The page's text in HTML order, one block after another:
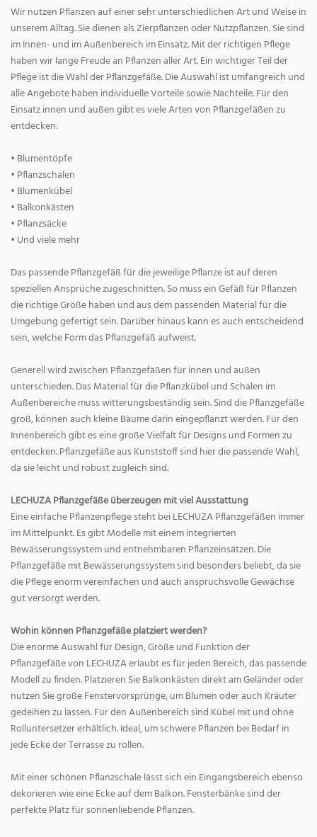
Wir nutzen Pflanzen auf einer sehr unterschiedlichen Art und Weise in
unserem Alltag. Sie dienen als Zierpflanzen oder Nutzpflanzen. Sie sind
im Innen- und im Außenbereich im Einsatz. Mit der richtigen Pflege
haben wir lange Freude an Pflanzen aller Art. Ein wichtiger Teil der
Pflege ist die Wahl der Pflanzgefäße. Die Auswahl ist umfangreich und
alle Angebote haben individuelle Vorteile sowie Nachteile. Für den
Einsatz innen und außen gibt es viele Arten von Pflanzgefäßen zu
entdecken:
• Blumentöpfe
• Pflanzschalen
• Blumenkübel
• Balkonkästen
• Pflanzsäcke
• Und viele mehr
Das passende Pflanzgefäß für die jeweilige Pflanze ist auf deren
speziellen Ansprüche zugeschnitten. So muss ein Gefäß für Pflanzen
die richtige Größe haben und aus dem passenden Material für die
Umgebung gefertigt sein. Darüber hinaus kann es auch entscheidend
sein, welche Form das Pflanzgefäß aufweist.
Generell wird zwischen Pflanzgefäßen für innen und außen
unterschieden. Das Material für die Pflanzkübel und Schalen im
Außenbereiche muss witterungsbeständig sein. Sind die Pflanzgefäße
groß, können auch kleine Bäume darin eingepflanzt werden. Für den
Innenbereich gibt es eine große Vielfalt für Designs und Formen zu
entdecken. Pflanzgefäße aus Kunststoff sind hier die passende Wahl,
da sie leicht und robust zugleich sind.
LECHUZA Pflanzgefäße überzeugen mit viel Ausstattung
Eine einfache Pflanzenpflege steht bei LECHUZA Pflanzgefäßen immer
im Mittelpunkt. Es gibt Modelle mit einem integrierten
Bewässerungssystem und entnehmbaren Pflanzeinsätzen. Die
Pflanzgefäße mit Bewässerungssystem sind besonders beliebt, da sie
die Pflege enorm vereinfachen und auch anspruchsvolle Gewächse
gut versorgt werden.
Wohin können Pflanzgefäße platziert werden?
Die enorme Auswahl für Design, Größe und Funktion der
Pflanzgefäße von LECHUZA erlaubt es für jeden Bereich, das passende
Modell zu finden. Platzieren Sie Balkonkästen direkt am Geländer oder
nutzen Sie große Fenstervorsprünge, um Blumen oder auch Kräuter
gedeihen zu lassen. Für den Außenbereich sind Kübel mit und ohne
Rolluntersetzer erhältlich. Ideal, um schwere Pflanzen bei Bedarf in
jede Ecke der Terrasse zu rollen.
Mit einer schönen Pflanzschale lässt sich ein Eingangsbereich ebenso
dekorieren wie eine Ecke auf dem Balkon. Fensterbänke sind der
perfekte Platz für sonnenliebende Pflanzen.